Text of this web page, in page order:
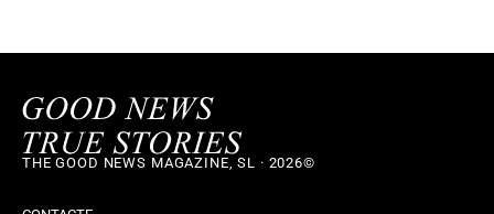
THE GOOD NEWS MAGAZINE, SL · 2026©